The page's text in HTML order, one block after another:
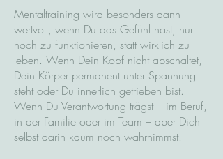
Mentaltraining wird besonders dann
wertvoll, wenn Du das Gefühl hast, nur
noch zu funktionieren, statt wirklich zu
leben. Wenn Dein Kopf nicht abschaltet,
Dein Körper permanent unter Spannung
steht oder Du innerlich getrieben bist.
Wenn Du Verantwortung trägst – im Beruf,
in der Familie oder im Team – aber Dich
selbst darin kaum noch wahrnimmst.